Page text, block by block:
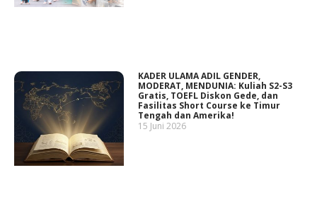
KADER ULAMA ADIL GENDER,
MODERAT, MENDUNIA: Kuliah S2-S3
Gratis, TOEFL Diskon Gede, dan
Fasilitas Short Course ke Timur
Tengah dan Amerika!
15 Juni 2026